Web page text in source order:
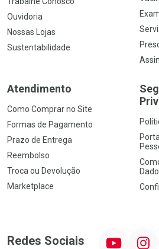
Ouvidoria
Nossas Lojas
Sustentabilidade
Atendimento
Como Comprar no Site
Formas de Pagamento
Prazo de Entrega
Reembolso
Troca ou Devolução
Marketplace
Redes Sociais